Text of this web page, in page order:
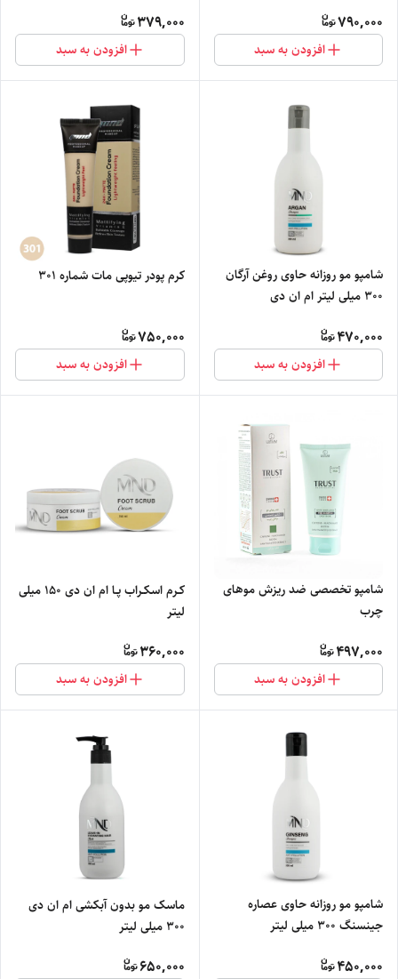
790,000
افزودن به سبد
379,000
افزودن به سبد
شامپو مو روزانه حاوی روغن آرگان
300 میلی لیتر ام ان دی
470,000
افزودن به سبد
کرم پودر تیوپی مات شماره 301
750,000
افزودن به سبد
شامپو تخصصی ضد ریزش موهای
چرب
497,000
افزودن به سبد
کـرم اسکـراب پـا ام ان دی 150 میلی
لیتر
360,000
افزودن به سبد
شامپو مو روزانه حاوی عصاره
جینسنگ 300 میلی لیتر
450,000
ماسک مو بدون آبکشی ام ان دی
300 میلی لیتر
650,000